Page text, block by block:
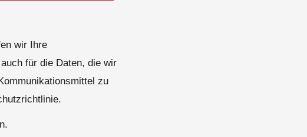
wir Ihre
für die Daten, die wir
zu